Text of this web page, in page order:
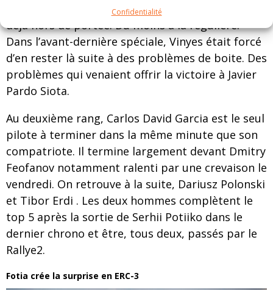
Confidentialité
en attendant n’avait pas baissé son rythme, était
déjà hors de portée. Du moins à la régulière.
Dans l’avant-dernière spéciale, Vinyes était forcé
d’en rester là suite à des problèmes de boite. Des
problèmes qui venaient offrir la victoire à Javier
Pardo Siota.
Au deuxième rang, Carlos David Garcia est le seul
pilote à terminer dans la même minute que son
compatriote. Il termine largement devant Dmitry
Feofanov notamment ralenti par une crevaison le
vendredi. On retrouve à la suite, Dariusz Polonski
et Tibor Erdi . Les deux hommes complètent le
top 5 après la sortie de Serhii Potiiko dans le
dernier chrono et être, tous deux, passés par le
Rallye2.
Fotia crée la surprise en ERC-3